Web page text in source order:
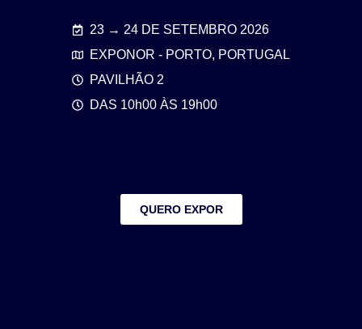
23 → 24 DE SETEMBRO 2026
EXPONOR - PORTO, PORTUGAL
PAVILHÃO 2
DAS 10h00 ÀS 19h00
QUERO EXPOR